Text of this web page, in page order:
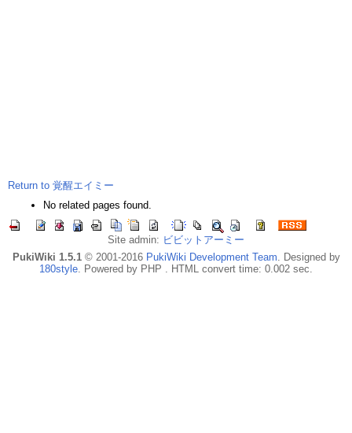
Return to 覚醒エイミー
No related pages found.
Site admin: ビビットアーミー
PukiWiki 1.5.1© 2001-2016 PukiWiki Development Team. Designed by
180style. Powered by PHP . HTML convert time: 0.002 sec.